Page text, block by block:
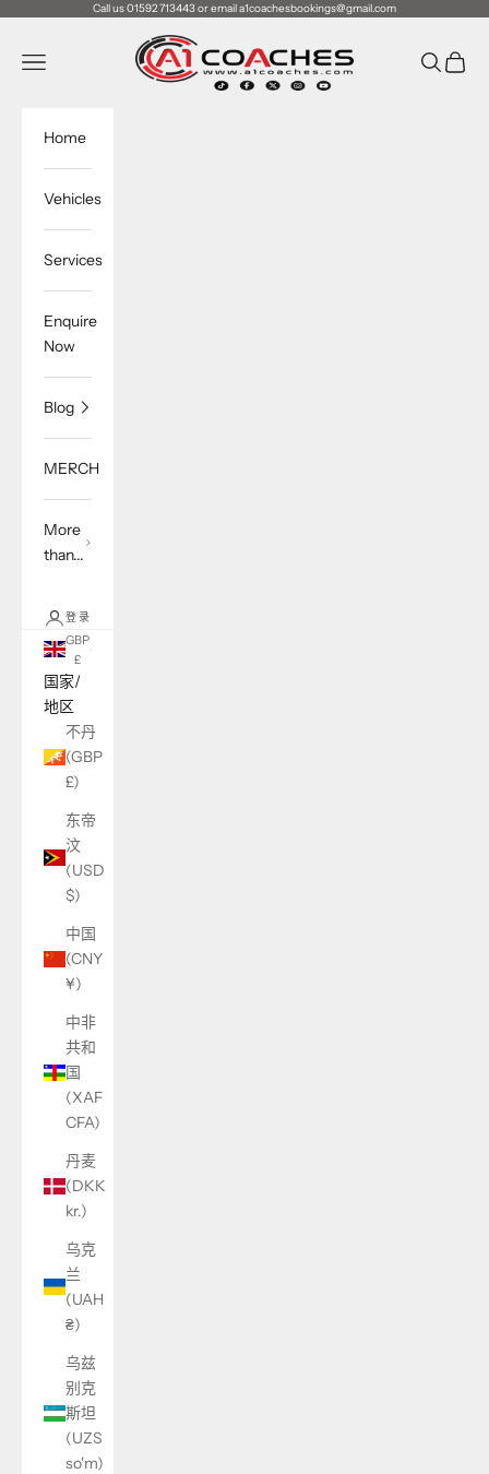
Call us 01592 713443 or email a1coachesbookings@gmail.com
A1 Coaches
菜单 搜索购物车
Home
Vehicles
Services
Enquire
Now
Blog
MERCH
More
than...
登录
GBP
£
国家/
地区
不丹
(GBP
£)
东帝
汶
(USD
$)
中国
(CNY
¥)
中非
共和
国
(XAF
CFA)
丹麦
(DKK
kr.)
乌克
兰
(UAH
₴)
乌兹
别克
斯坦
(UZS
so'm)